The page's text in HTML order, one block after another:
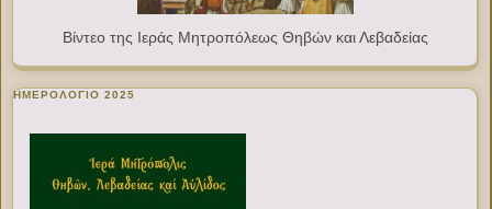
Βίντεο της Ιεράς Μητροπόλεως Θηβών και Λεβαδείας
ΗΜΕΡΟΛΟΓΙΟ 2025